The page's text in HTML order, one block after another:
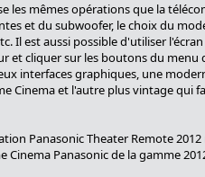
les mêmes opérations que la
et du subwoofer, le choix du
Il est aussi possible d'utiliser
et cliquer sur les boutons du menu
interfaces graphiques, une
Cinema et l'autre plus vintage qui
Panasonic Theater Remote 2012
Panasonic de la gamme